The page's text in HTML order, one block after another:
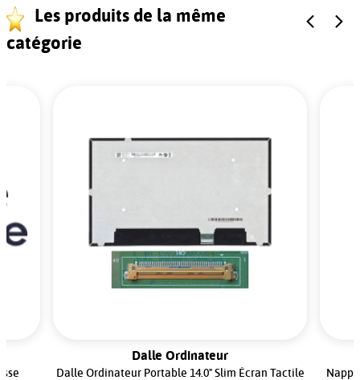
Les produits de la même
catégorie
Dalle Ordinateur
Dalle Ordinateur Portable 14.0" Slim Écran Tactile